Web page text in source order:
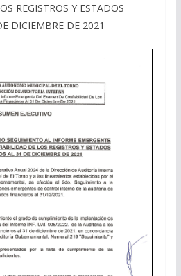
REGISTROS Y ESTADOS
DICIEMBRE DE 2021